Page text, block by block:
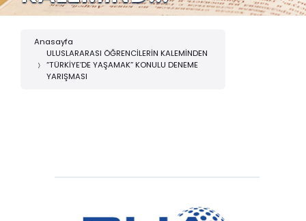
Anasayfa
ULUSLARARASI ÖĞRENCİLERİN KALEMİNDEN
“TÜRKİYE’DE YAŞAMAK” KONULU DENEME
YARIŞMASI